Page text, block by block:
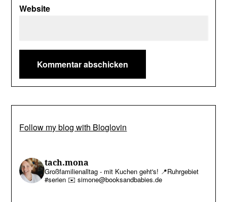
Website
Follow my blog with Bloglovin
tach.mona
Großfamilienalltag - mit Kuchen geht's! 📍Ruhrgebiet
#serien ✉️ simone@booksandbabies.de